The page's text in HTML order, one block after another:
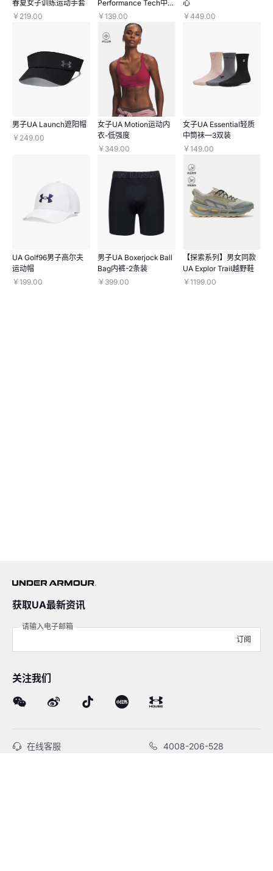
春夏女子训练运动手套
￥219.00
Performance Tech中缓
冲中筒袜—3双装
￥139.00
心
￥449.00
男子UA Launch遮阳帽
￥249.00
女子UA Motion运动内
衣-低强度
￥349.00
女子UA Essential轻质
中筒袜—3双装
￥149.00
UA Golf96男子高尔夫
运动帽
￥199.00
男子UA Boxerjock Ball
Bag内裤-2条装
￥399.00
【探索系列】男女同款
UA Explor Trail越野鞋
￥1199.00
获取UA最新资讯
请输入电子邮箱
订阅
关注我们
在线客服 4008-206-528